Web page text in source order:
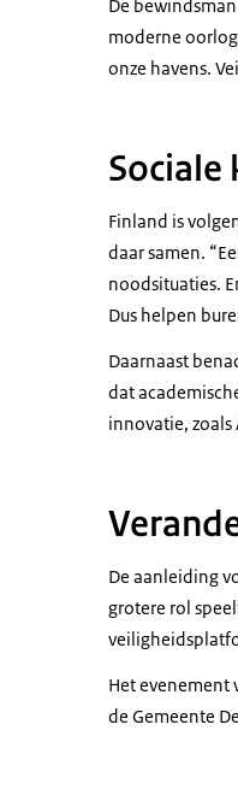
De
moderne
onze havens.
Finland is
daar samen.
noodsituaties.
Dus helpen
Daarnaast
dat
innovatie,
De aanleiding
grotere rol
Het evenement
de Gemeente